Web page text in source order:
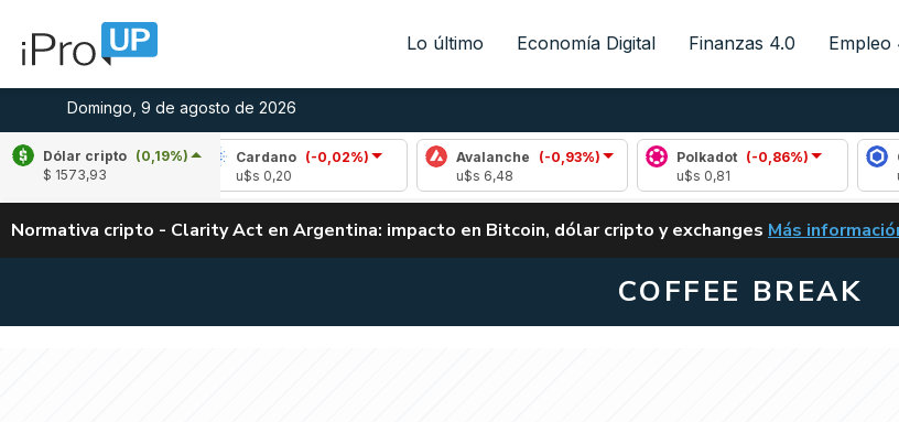
Lo último Economía Digital Finanzas 4.0 Empleo
Domingo, 9 de agosto de 2026
Dólar cripto (0,19%)
$ 1573,93
Cardano
(-0,02%)
Avalanche
(-0,93%)
Polkadot
(-0,86%)
Chainlink
Normativa cripto - Clarity Act en Argentina: impacto en Bitcoin, dólar cripto y exchanges CLARITY ACT
Más
COFFEE BREAK